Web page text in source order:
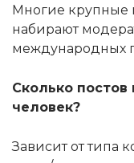
Многие крупные
набирают
международных
Сколько
человек?
Зависит от типа